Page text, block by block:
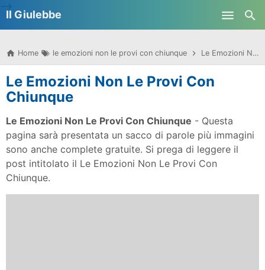
Il Giulebbe
Home le emozioni non le provi con chiunque Le Emozioni Non Le Provi Con Chiunque
Le Emozioni Non Le Provi Con
Chiunque
Le Emozioni Non Le Provi Con Chiunque - Questa
pagina sarà presentata un sacco di parole più immagini
sono anche complete gratuite. Si prega di leggere il
post intitolato il Le Emozioni Non Le Provi Con
Chiunque.